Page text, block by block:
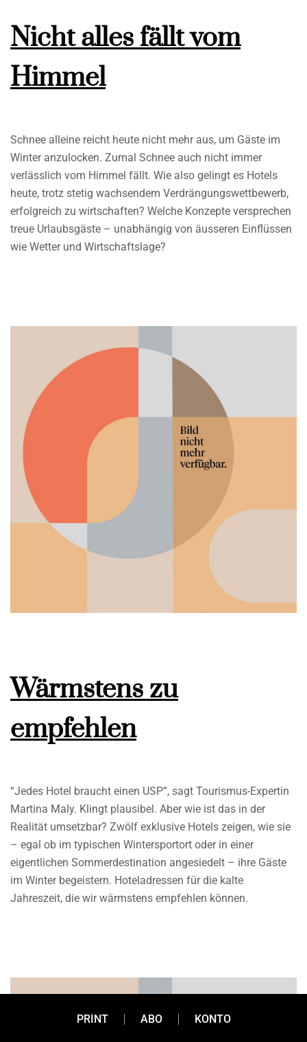
Nicht alles fällt vom
Himmel
Schnee alleine reicht heute nicht mehr aus, um Gäste im
Winter anzulocken. Zumal Schnee auch nicht immer
verlässlich vom Himmel fällt. Wie also gelingt es Hotels
heute, trotz stetig wachsendem Verdrängungswettbewerb,
erfolgreich zu wirtschaften? Welche Konzepte versprechen
treue Urlaubsgäste – unabhängig von äusseren Einflüssen
wie Wetter und Wirtschaftslage?
Wärmstens zu
empfehlen
“Jedes Hotel braucht einen USP”, sagt Tourismus-Expertin
Martina Maly. Klingt plausibel. Aber wie ist das in der
Realität umsetzbar? Zwölf exklusive Hotels zeigen, wie sie
– egal ob im typischen Wintersportort oder in einer
eigentlichen Sommerdestination angesiedelt – ihre Gäste
im Winter begeistern. Hoteladressen für die kalte
Jahreszeit, die wir wärmstens empfehlen können.
PRINT ABO KONTO